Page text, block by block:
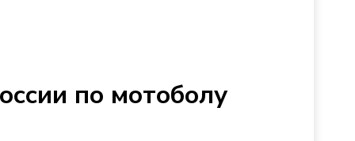
по мотоболу